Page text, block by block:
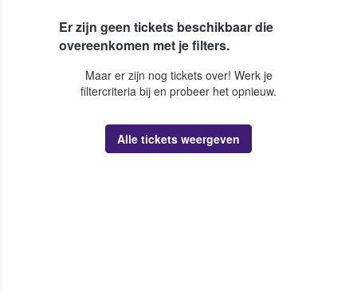
Er zijn geen tickets beschikbaar die
overeenkomen met je filters.
Maar er zijn nog tickets over! Werk je
filtercriteria bij en probeer het opnieuw.
Alle tickets weergeven